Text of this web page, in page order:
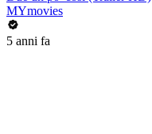
MYmovies
5 anni fa